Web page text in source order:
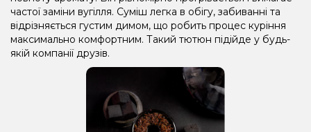
частої заміни вугілля. Суміш легка в обігу, забиванні та
відрізняється густим димом, що робить процес куріння
максимально комфортним. Такий тютюн підійде у будь-
якій компанії друзів.